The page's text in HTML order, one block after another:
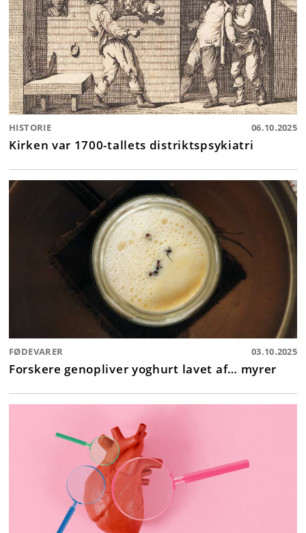
HISTORIE 06.10.2025
Kirken var 1700-tallets distriktspsykiatri
FØDEVARER 03.10.2025
Forskere genopliver yoghurt lavet af… myrer